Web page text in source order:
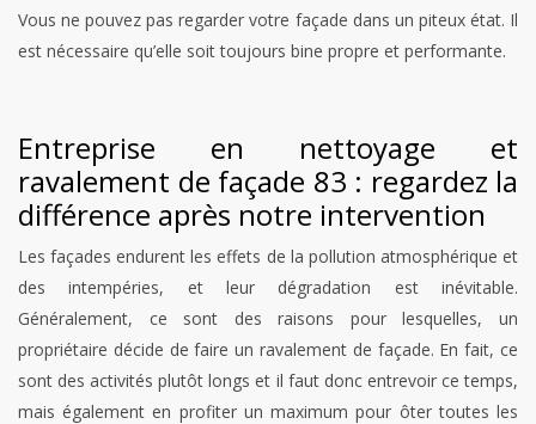
Vous ne pouvez pas regarder votre façade dans un piteux état. Il
est nécessaire qu’elle soit toujours bine propre et performante.
Entreprise en nettoyage et
ravalement de façade 83 : regardez la
différence après notre intervention
Les façades endurent les effets de la pollution atmosphérique et
des intempéries, et leur dégradation est inévitable.
Généralement, ce sont des raisons pour lesquelles, un
propriétaire décide de faire un ravalement de façade. En fait, ce
sont des activités plutôt longs et il faut donc entrevoir ce temps,
mais également en profiter un maximum pour ôter toutes les